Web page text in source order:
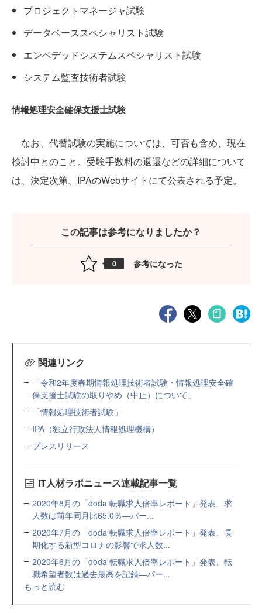
プロジェクトマネージャ試験
データベーススペシャリスト試験
エンベデッドシステムスペシャリスト試験
システム監査技術者試験
情報処理安全確保支援士試験
なお、代替試験の実施については、可否も含め、現在
検討中とのこと。受験手数料の返還などの詳細について
は、決定次第、IPAのWebサイトにて公表される予定。
この記事は参考になりましたか？
0 参考になった
関連リンク
「令和2年度春期情報処理技術者試験・情報処理安全確
保支援士試験の取りやめ（中止）について」
「情報処理技術者試験」
IPA（独立行政法人情報処理機構）
プレスリリース
IT人材ラボニュース連載記事一覧
2020年8月の「doda 転職求人倍率レポート」発表、求
人数は前年同月比65.0％―パー...
2020年7月の「doda 転職求人倍率レポート」発表、長
期化する新型コロナの影響で求人数...
2020年6月の「doda 転職求人倍率レポート」発表、転
職希望者数は過去最高を記録―パー...
もっと読む